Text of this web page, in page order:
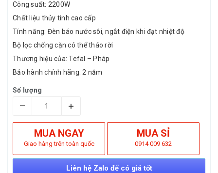
Công suất: 2200W
Chất liệu thủy tinh cao cấp
Tính năng: Đèn báo nước sôi, ngắt điện khi đạt nhiệt độ
Bộ lọc chống cặn có thể tháo rời
Thương hiệu của: Tefal – Pháp
Bảo hành chính hãng: 2 năm
Số lượng
– +
MUA NGAY
Giao hàng trên toàn quốc
MUA SỈ
0914 009 632
Liên hệ Zalo để có giá tốt